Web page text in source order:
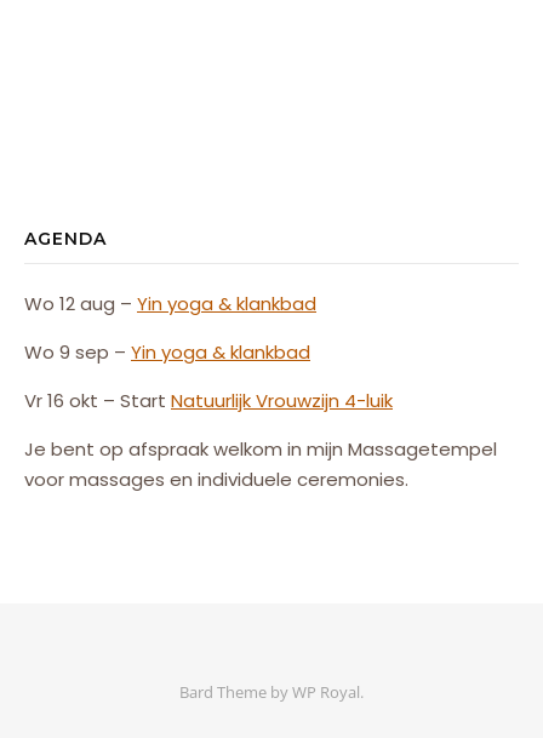
AGENDA
Wo 12 aug – Yin yoga & klankbad
Wo 9 sep – Yin yoga & klankbad
Vr 16 okt – Start NatuurlijkVrouwzijn 4-luik
Je bent op afspraak welkom in mijn Massagetempel
voor massages en individuele ceremonies.
Bard Theme byWP Royal.